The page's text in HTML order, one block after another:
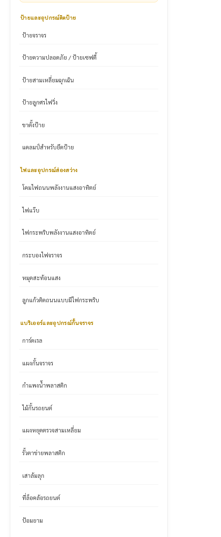
ป้ายและอุปกรณ์ติดป้าย
ป้ายจราจร
ป้ายความปลอดภัย / ป้ายเซฟตี้
ป้ายสามเหลี่ยมฉุกเฉิน
ป้ายลูกศรไฟวิ่ง
ขาตั้งป้าย
แคลมป์สำหรับยึดป้าย
ไฟและอุปกรณ์ส่องสว่าง
โคมไฟถนนพลังงานแสงอาทิตย์
ไฟแว๊บ
ไฟกระพริบพลังงานแสงอาทิตย์
กระบองไฟจราจร
หมุดสะท้อนแสง
ลูกแก้วติดถนนแบบมีไฟกระพริบ
แบริเออร์และอุปกรณ์กั้นจราจร
การ์ดเรล
แผงกั้นจราจร
กำแพงน้ำพลาสติก
ไม้กั้นรถยนต์
แผงหยุดตรวจสามเหลี่ยม
รั้วตาข่ายพลาสติก
เสาล้มลุก
ที่ล็อคล้อรถยนต์
ป้อมยาม